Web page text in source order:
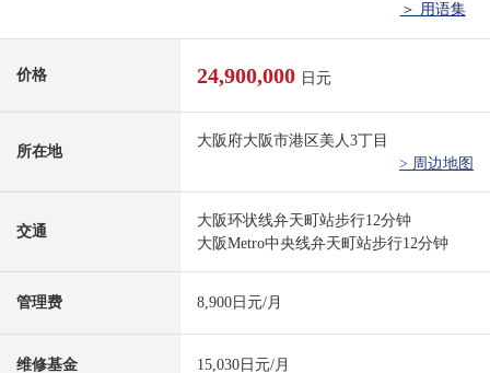
＞ 用语集
价格 24,900,000 日元
所在地
大阪府大阪市港区美人3丁目
> 周边地图
交通
大阪环状线弁天町站步行12分钟
大阪Metro中央线弁天町站步行12分钟
管理费 8,900日元/月
维修基金 15,030日元/月